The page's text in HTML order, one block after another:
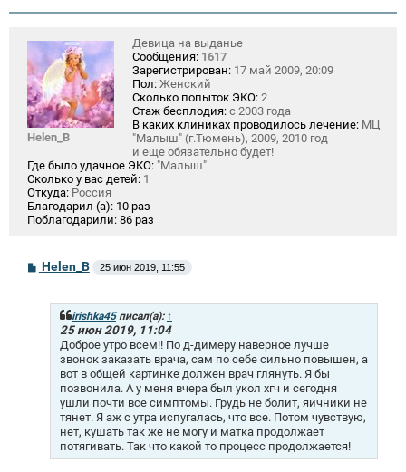
Helen_B
Девица на выданье
Сообщения: 1617
Зарегистрирован: 17 май 2009, 20:09
Пол: Женский
Сколько попыток ЭКО: 2
Стаж бесплодия: с 2003 года
В каких клиниках проводилось лечение: МЦ
"Малыш" (г.Тюмень), 2009, 2010 год
и еще обязательно будет!
Где было удачное ЭКО: "Малыш"
Сколько у вас детей: 1
Откуда: Россия
Благодарил (а): 10 раз
Поблагодарили: 86 раз
С
о
Helen_B 25 июн 2019, 11:55
irishka45писал(а): ↑
25 июн 2019, 11:04
Доброе утро всем!! По д-димеру наверное лучше
звонок заказать врача, сам по себе сильно повышен, а
вот в общей картинке должен врач глянуть. Я бы
позвонила. А у меня вчера был укол хгч и сегодня
ушли почти все симптомы. Грудь не болит, яичники не
тянет. Я аж с утра испугалась, что все. Потом чувствую,
нет, кушать так же не могу и матка продолжает
потягивать. Так что какой то процесс продолжается!